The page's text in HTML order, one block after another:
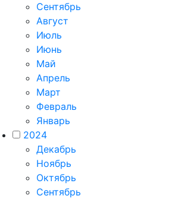
Сентябрь
Август
Июль
Июнь
Май
Апрель
Март
Февраль
Январь
2024
Декабрь
Ноябрь
Октябрь
Сентябрь